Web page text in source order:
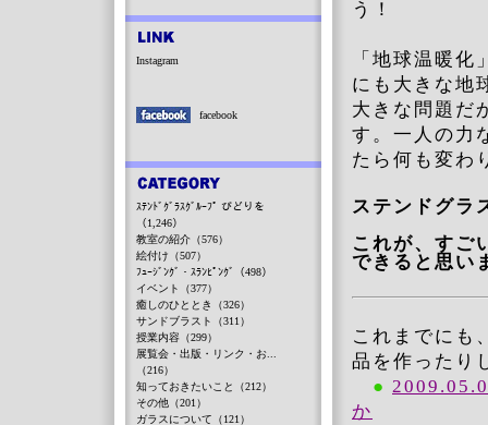
う！
「地球温暖
にも大きな地
大きな問題だ
す。一人の力
たら何も変わ
ステンドグラ
これが、すご
できると思い
これまでにも
品を作ったり
●
か
Instagram
facebook
ｽﾃﾝﾄﾞｸﾞﾗｽｸﾞﾙｰﾌﾟ びどりを
（1,246）
教室の紹介（576）
絵付け（507）
ﾌｭｰｼﾞﾝｸﾞ・ｽﾗﾝﾋﾟﾝｸﾞ（498）
イベント（377）
癒しのひととき（326）
サンドブラスト（311）
授業内容（299）
展覧会・出版・リンク・お...
（216）
知っておきたいこと（212）
その他（201）
ガラスについて（121）